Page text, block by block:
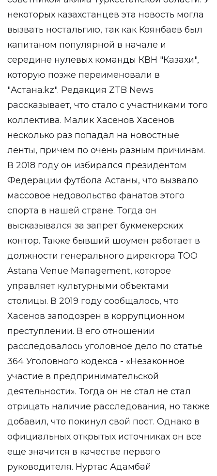
некоторых казахстанцев эта новость могла
вызвать ностальгию, так как Коянбаев был
капитаном популярной в начале и
середине нулевых команды КВН "Казахи",
которую позже переименовали в
"Астана.kz". Редакция ZTB News
рассказывает, что стало с участниками того
коллектива. Малик Хасенов Хасенов
несколько раз попадал на новостные
ленты, причем по очень разным причинам.
В 2018 году он избирался президентом
Федерации футбола Астаны, что вызвало
массовое недовольство фанатов этого
спорта в нашей стране. Тогда он
высказывался за запрет букмекерских
контор. Также бывший шоумен работает в
должности генерального директора ТОО
Astana Venue Management, которое
управляет культурными объектами
столицы. В 2019 году сообщалось, что
Хасенов заподозрен в коррупционном
преступлении. В его отношении
расследовалось уголовное дело по статье
364 Уголовного кодекса - «Незаконное
участие в предпринимательской
деятельности». Тогда он не стал не стал
отрицать наличие расследования, но также
добавил, что покинул свой пост. Однако в
официальных открытых источниках он все
еще значится в качестве первого
руководителя. Нуртас Адамбай